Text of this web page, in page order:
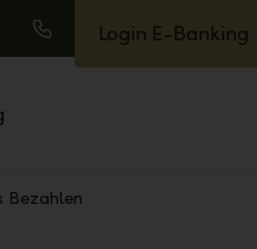
Anrufen
Login E-Banking
Bezahlen